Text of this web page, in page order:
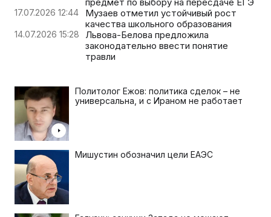
17.07.2026 12:44
Музаев отметил устойчивый рост
качества школьного образования
14.07.2026 15:28
Львова-Белова предложила
законодательно ввести понятие
травли
Политолог Ежов: политика сделок – не
универсальна, и с Ираном не работает
Мишустин обозначил цели ЕАЭС